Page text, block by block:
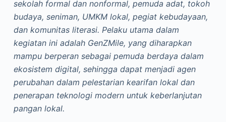
sekolah formal dan nonformal, pemuda adat, tokoh
budaya, seniman, UMKM lokal, pegiat kebudayaan,
dan komunitas literasi. Pelaku utama dalam
kegiatan ini adalah GenZMile, yang diharapkan
mampu berperan sebagai pemuda berdaya dalam
ekosistem digital, sehingga dapat menjadi agen
perubahan dalam pelestarian kearifan lokal dan
penerapan teknologi modern untuk keberlanjutan
pangan lokal.